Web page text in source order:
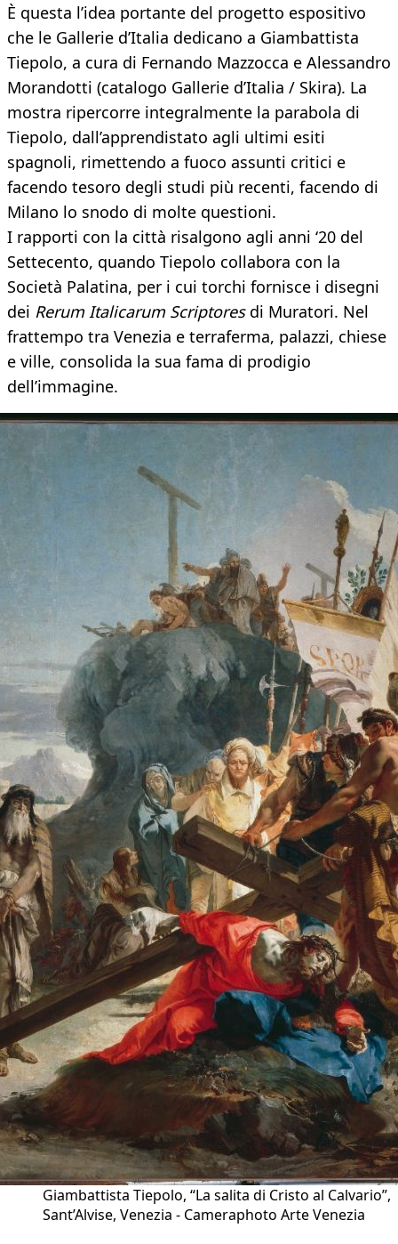
È questa l’idea portante del progetto espositivo
che le Gallerie d’Italia dedicano a Giambattista
Tiepolo, a cura di Fernando Mazzocca e Alessandro
Morandotti (catalogo Gallerie d’Italia / Skira). La
mostra ripercorre integralmente la parabola di
Tiepolo, dall’apprendistato agli ultimi esiti
spagnoli, rimettendo a fuoco assunti critici e
facendo tesoro degli studi più recenti, facendo di
Milano lo snodo di molte questioni.
I rapporti con la città risalgono agli anni ‘20 del
Settecento, quando Tiepolo collabora con la
Società Palatina, per i cui torchi fornisce i disegni
dei Rerum Italicarum Scriptoresdi Muratori. Nel
frattempo tra Venezia e terraferma, palazzi, chiese
e ville, consolida la sua fama di prodigio
dell’immagine.
Giambattista Tiepolo, “La salita di Cristo al Calvario”,
Sant’Alvise, Venezia - Cameraphoto Arte Venezia